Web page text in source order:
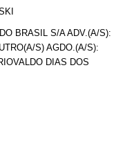
BRASIL S/A ADV.(A/S):
S) AGDO.(A/S):
DIAS DOS